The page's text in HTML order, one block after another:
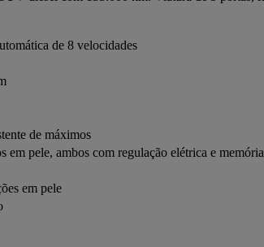
de 8 velocidades
de máximos
em pele, ambos com regulação elétrica e memória
em pele